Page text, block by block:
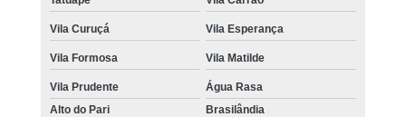
Vila Curuçá Vila Esperança
Vila Formosa Vila Matilde
Vila Prudente
Água Rasa
Alto do Pari
Brasilândia